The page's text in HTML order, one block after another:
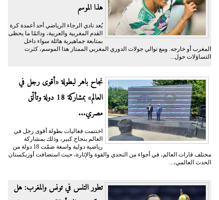
هذا الموسم
يُعد نادي الرجاء الرياضي أحد أعمدة كرة
القدم المغربية والعربية، ودائمًا ما يحظى
بمتابعة جماهيرية هائلة سواء داخل
المغرب أو خارجه. ومع توالي جولات الدوري المغربي الممتاز هذا الموسم، كثرت
التساؤلات حول...
نجاح باهر لبطولة «أقوى رجل في
العالم» بمشاركة 18 دولة وتألّق
مصري...
اختتمت فعاليات بطولة أقوى رجل في
العالم بنجاح كبير، وذلك بمشاركة
رياضية دولية واسعة ضمّت 18 دولة من
مختلف قارات العالم، في أجواء من التحدي والقوة والإثارة، حيث استضافت أوزبكستان
الحدث العالمي،...
تطور التنس في تونس والمغرب: هل